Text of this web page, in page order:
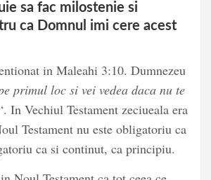
sa fac milostenie si
ca Domnul imi cere acest
in Maleahi 3:10. Dumnezeu
primul loc si vei vedea daca nu te
In Vechiul Testament zeciueala era
Testament nu este obligatoriu ca
ca si continut, ca principiu.